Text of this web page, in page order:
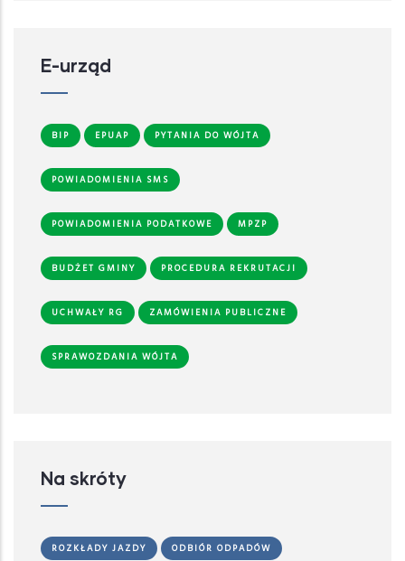
E-urząd
BIP EPUAP PYTANIA DO WÓJTA
POWIADOMIENIA SMS
POWIADOMIENIA PODATKOWE MPZP
BUDŻET GMINY PROCEDURA REKRUTACJI
UCHWAŁY RG ZAMÓWIENIA PUBLICZNE
SPRAWOZDANIA WÓJTA
Na skróty
ROZKŁADY JAZDY ODBIÓR ODPADÓW